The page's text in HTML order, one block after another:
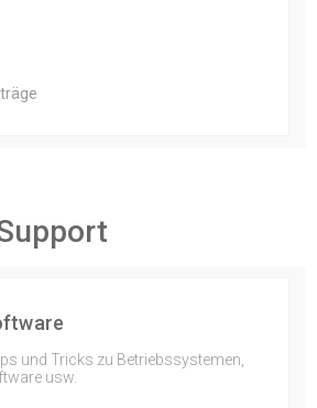
und Tricks zu Betriebssystemen,
usw.